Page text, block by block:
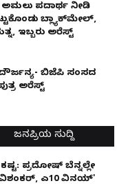
ಅಮಲು ಪದಾರ್ಥ ನೀಡಿ
ಬ್ಲ್ಯಾಕ್‌ಮೇಲ್,
ಇಬ್ಬರು ಅರೆಸ್ಟ್
ದೌರ್ಜನ್ಯ- ಬಿಜೆಪಿ ಸಂಸದ
ಅರೆಸ್ಟ್
ಜನಪ್ರಿಯ ಸುದ್ದಿ
ಪ್ರದೋಷ್ ಬೆನ್ನಲ್ಲೇ
ಎ10 ವಿನಯ್'